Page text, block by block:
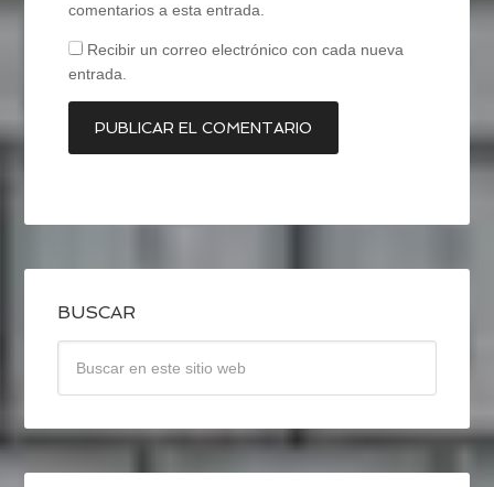
comentarios a esta entrada.
Recibir un correo electrónico con cada nueva
entrada.
BUSCAR